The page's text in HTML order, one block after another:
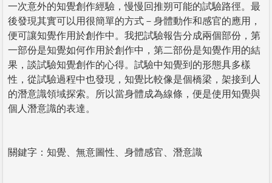
一次意外的知覺創作經驗，慢慢回推朔可能的試驗路徑。最
後發現其實可以用很簡單的方式－身體動作和感官的應用，
便可讓知覺作用於創作中。我把試驗報告分成兩個部份，第
一部份是知覺如何作用於創作中，第二部份是知覺作用的結
果，談試驗知覺創作的心得。試驗中知覺到的形態具多樣
性，從試驗過程中也發現，知覺比較像是個橋梁，架接到人
的潛意識領域探索。所以當身體成為線條，便是使用知覺與
個人潛意識的表達。
關鍵字：知覺、無意圖性、身體感官、潛意識